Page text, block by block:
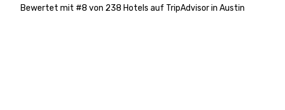
Bewertet mit #8 von 238 Hotels auf TripAdvisor in Austin